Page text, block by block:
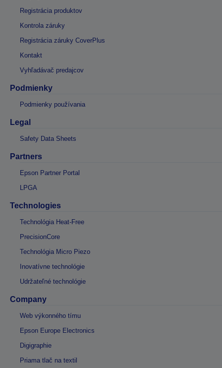
Registrácia produktov
Kontrola záruky
Registrácia záruky CoverPlus
Kontakt
Vyhľadávač predajcov
Podmienky
Podmienky používania
Legal
Safety Data Sheets
Partners
Epson Partner Portal
LPGA
Technologies
Technológia Heat-Free
PrecisionCore
Technológia Micro Piezo
Inovatívne technológie
Udržateľné technológie
Company
Web výkonného tímu
Epson Europe Electronics
Digigraphie
Priama tlač na textil